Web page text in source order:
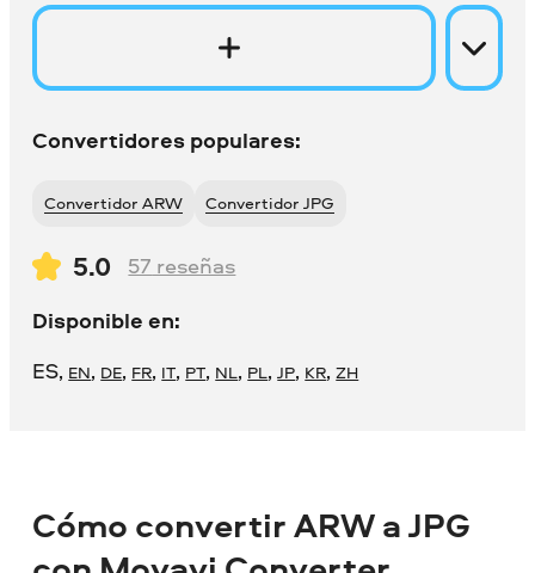
Convertidores populares:
Convertidor ARW Convertidor JPG
5.0 57 reseñas
Disponible en:
ES, EN, DE, FR, IT, PT, NL, PL,JP, KR,ZH
Cómo convertir ARW a JPG